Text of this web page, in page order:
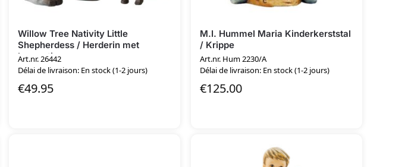
Willow Tree Nativity Little
Shepherdess / Herderin met
lammetjes
Art.nr. 26442
Délai de livraison: En stock (1-2 jours)
€49.95
M.I. Hummel Maria Kinderkerststal
/ Krippe
Art.nr. Hum 2230/A
Délai de livraison: En stock (1-2 jours)
€125.00